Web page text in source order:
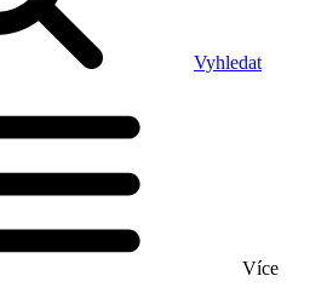
Vyhledat
Více